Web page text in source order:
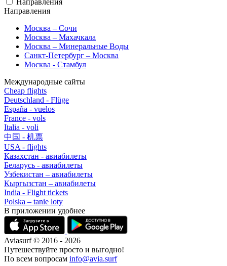
Направления
Направления
Москва – Сочи
Москва – Махачкала
Москва – Минеральные Воды
Санкт-Петербург – Москва
Москва - Стамбул
Международные сайты
Cheap flights
Deutschland - Flüge
España - vuelos
France - vols
Italia - voli
中国 - 机票
USA - flights
Казахстан - авиабилеты
Беларусь - авиабилеты
Узбекистан – авиабилеты
Кыргызстан – авиабилеты
India - Flight tickets
Polska – tanie loty
В приложении удобнее
Aviasurf © 2016 - 2026
Путешествуйте просто и выгодно!
По всем вопросам info@avia.surf